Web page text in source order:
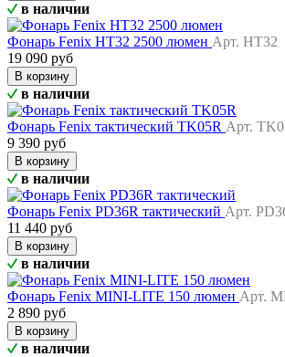
в наличии
Фонарь Fenix HT32 2500 люмен Арт. HT32
19 090 руб
В корзину
в наличии
Фонарь Fenix тактический TK05R Арт.
9 390 руб
В корзину
в наличии
Фонарь Fenix PD36R тактический Арт.
11 440 руб
В корзину
в наличии
Фонарь Fenix MINI-LITE 150 люмен Арт.
2 890 руб
В корзину
в наличии